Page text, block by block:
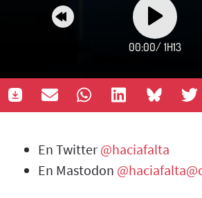
00:00/ 1H13
En Twitter @haciafalta
En Mastodon